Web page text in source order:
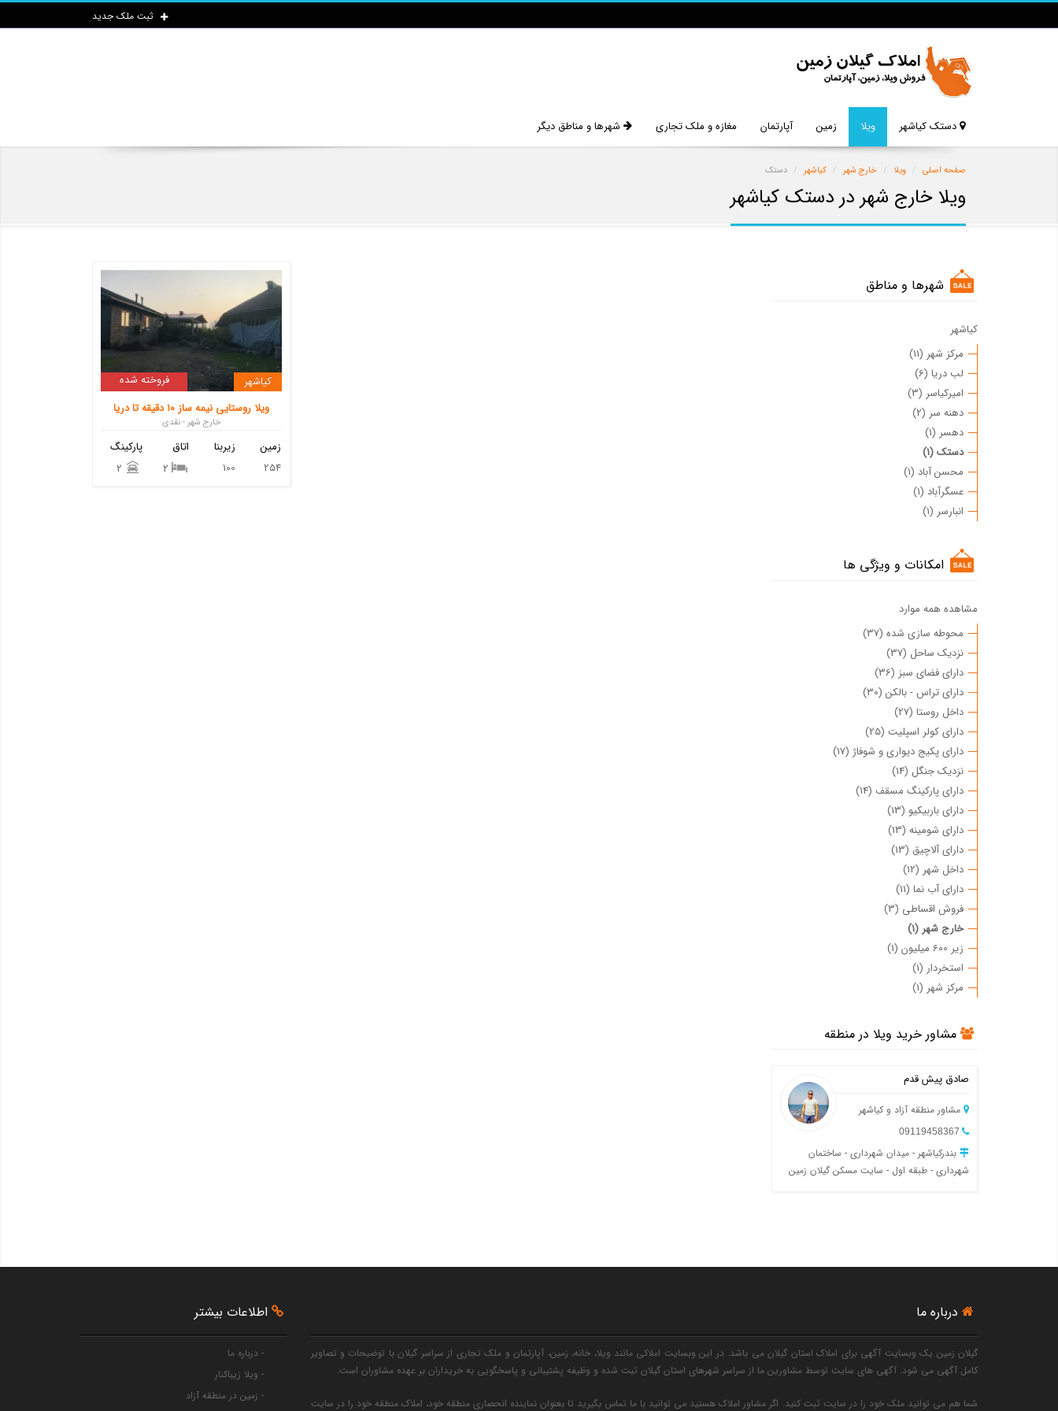
ثبت ملک جدید
دستک کیاشهر ویلا زمین آپارتمان مغازه و ملک تجاری شهرها و مناطق دیگر
صفحه اصلی ویلا خارج شهر کیاشهر دستک
ویلا خارج شهر در دستک کیاشهر
شهرها و مناطق
کیاشهر
مرکز شهر (11)
لب دریا (6)
امیرکیاسر (3)
دهنه سر (2)
دهسر (1)
دستک (1)
محسن آباد (1)
عسگرآباد (1)
انبارسر (1)
امکانات و ویژگی ها
مشاهده همه موارد
محوطه سازی شده (37)
نزدیک ساحل (37)
دارای فضای سبز (36)
دارای تراس - بالکن (30)
داخل روستا (27)
دارای کولر اسپلیت (25)
دارای پکیج دیواری و شوفاژ (17)
نزدیک جنگل (14)
دارای پارکینگ مسقف (14)
دارای باربیکیو (13)
دارای شومینه (13)
دارای آلاچیق (13)
داخل شهر (12)
دارای آب نما (11)
فروش اقساطی (3)
خارج شهر (1)
زیر 600 میلیون (1)
استخردار (1)
مرکز شهر (1)
مشاور خرید ویلا در منطقه
صادق پیش قدم
مشاور منطقه آزاد و کیاشهر
بندرکیاشهر - میدان شهرداری - ساختمان
شهرداری - طبقه اول - سایت مسکن گیلان زمین
فروخته شده
کیاشهر
ویلا روستایی نیمه ساز ۱۰ دقیقه تا دریا
خارج شهر - نقدی
پارکینگ
اتاق
زیربنا
100
زمین
254
درباره ما
گیلان زمین یک وبسایت آگهی برای املاک استان گیلان می باشد. در این وبسایت املاکی مانند ویلا، خانه، زمین، آپارتمان و ملک تجاری از سراسر گیلان با توضیحات و تصاویر
کامل آگهی می شود. آگهی های سایت توسط مشاورین ما از سراسر شهرهای استان گیلان ثبت شده و وظیفه پشتیبانی و پاسخگویی به خریداران بر عهده مشاوران است.
شما هم می توانید ملک خود را در سایت ثبت کنید. اگر مشاور املاک هستید می توانید با ما تماس بگیرید تا بعنوان نماینده انحصاری منطقه خود، املاک منطقه خود را در سایت
اطلاعات بیشتر
- درباره ما
- ویلا زیباکنار
- زمین در منطقه آزاد